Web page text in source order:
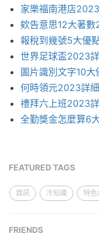
家樂福南港店
欸告意思12大著數
報稅到幾號5大優
世界足球盃2023詳
圖片識別文字10
何時領元2023詳細
禮拜六上班2023詳
全勤獎金怎麼算6
FEATURED TAGS
資訊 冷知識 特色
FRIENDS